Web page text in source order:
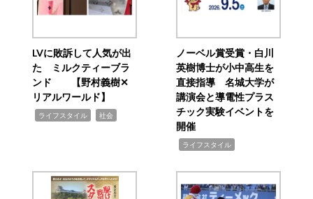
LVに敗訴して人気が出
た ミルクティーブラ
ンド 【野村義樹✕
リアルワールド】
ライフスタイル 社会
ノーベル賞受賞・白川
英樹博士が小中高生を
直接指導 名城大学が
講演会と導電性プラス
チック実験イベントを
開催
ライフスタイル